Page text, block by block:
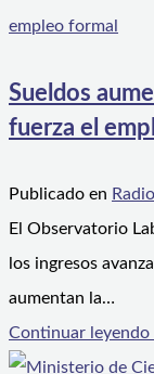
Sueldos
fuerza el
Publicado en
El Observatorio
los ingresos
aumentan la…
Continuar leyendo